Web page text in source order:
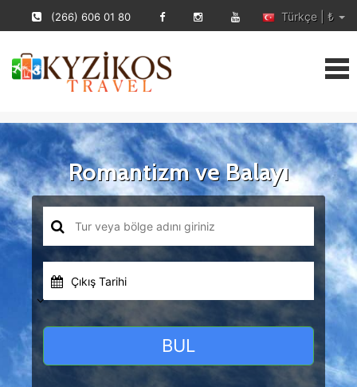
(266) 606 01 80 Türkçe | ₺
Romantizm ve Balayı
Çıkış Tarihi
BUL